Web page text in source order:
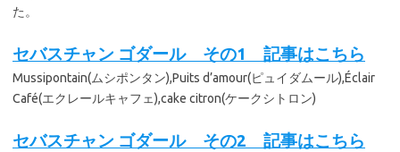
た。
セバスチャン ゴダール その1 記事はこちら
Mussipontain(ムシポンタン),Puits d’amour(ピュイダムール),Éclair
Café(エクレールキャフェ),cake citron(ケークシトロン)
セバスチャン ゴダール その2 記事はこちら